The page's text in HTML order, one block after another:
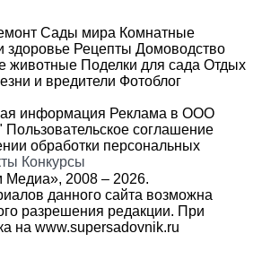
Сады мира Комнатные
здоровье Рецепты Домоводство
животные Поделки для сада Отдых
и вредители Фотоблог
информация Реклама в ООО
Пользовательское соглашение
обработки персональных
Конкурсы
2008 – 2026.
данного сайта возможна
разрешения редакции. При
на www.supersadovnik.ru